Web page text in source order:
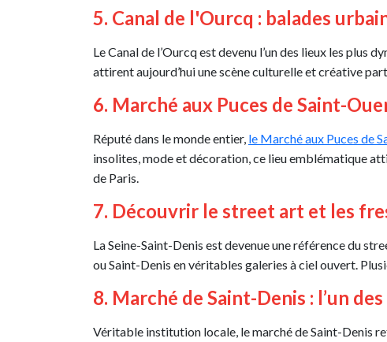
5. Canal de l'Ourcq : balades
Le Canal de l’Ourcq est devenu l’un des lieux les plus
attirent aujourd’hui une scène culturelle et créative
6. Marché aux Puces de Saint-
Réputé dans le monde entier, le Marché aux Puces de
insolites, mode et décoration, ce lieu emblématique
de Paris.
7. Découvrir le street art et les
La Seine-Saint-Denis est devenue une référence du
ou Saint-Denis en véritables galeries à ciel ouvert.
8. Marché de Saint-Denis : l’un
Véritable institution locale, le marché de Saint-Denis